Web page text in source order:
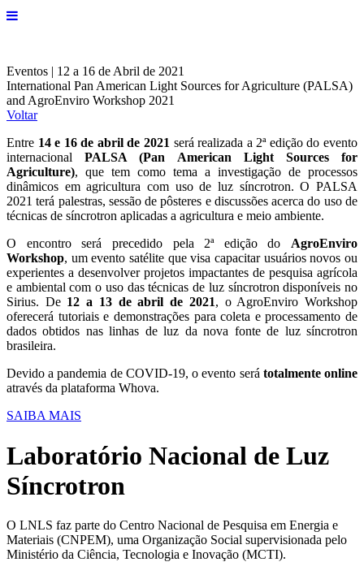
Eventos | 12 a 16 de Abril de 2021
International Pan American Light Sources for Agriculture (PALSA)
and AgroEnviro Workshop 2021
Voltar
Entre 14 e 16 de abril de 2021 será realizada a 2ª edição do evento
internacionalPALSA (Pan American Light Sources for
Agriculture), que tem como tema a investigação de processos
dinâmicos em agricultura com uso de luz síncrotron. O PALSA
2021 terá palestras, sessão de pôsteres e discussões acerca do uso de
técnicas de síncrotron aplicadas a agricultura e meio ambiente.
O encontro será precedido pela 2ª edição do AgroEnviro
Workshop, um evento satélite que visa capacitar usuários novos ou
experientes a desenvolver projetos impactantes de pesquisa agrícola
e ambiental com o uso das técnicas de luz síncrotron disponíveis no
Sirius. De 12 a 13 de abril de 2021, o AgroEnviro Workshop
oferecerá tutoriais e demonstrações para coleta e processamento de
dados obtidos nas linhas de luz da nova fonte de luz síncrotron
brasileira.
Devido a pandemia de COVID-19, o evento será totalmente online
através da plataforma Whova.
SAIBA MAIS
Laboratório Nacional de Luz
Síncrotron
O LNLS faz parte do Centro Nacional de Pesquisa em Energia e
Materiais (CNPEM), uma Organização Social supervisionada pelo
Ministério da Ciência, Tecnologia e Inovação (MCTI).